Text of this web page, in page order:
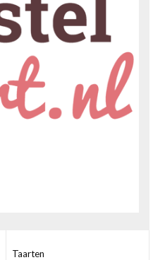
Taarten